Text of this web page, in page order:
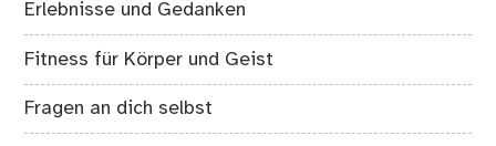
Erlebnisse und Gedanken
Fitness für Körper und Geist
Fragen an dich selbst